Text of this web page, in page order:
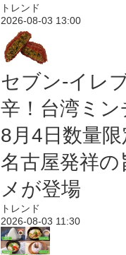
トレンド
2026-08-03 13:00
セブン-イレ
辛！台湾ミン
8月4日数量限
名古屋発祥の
メが登場
トレンド
2026-08-03 11:30